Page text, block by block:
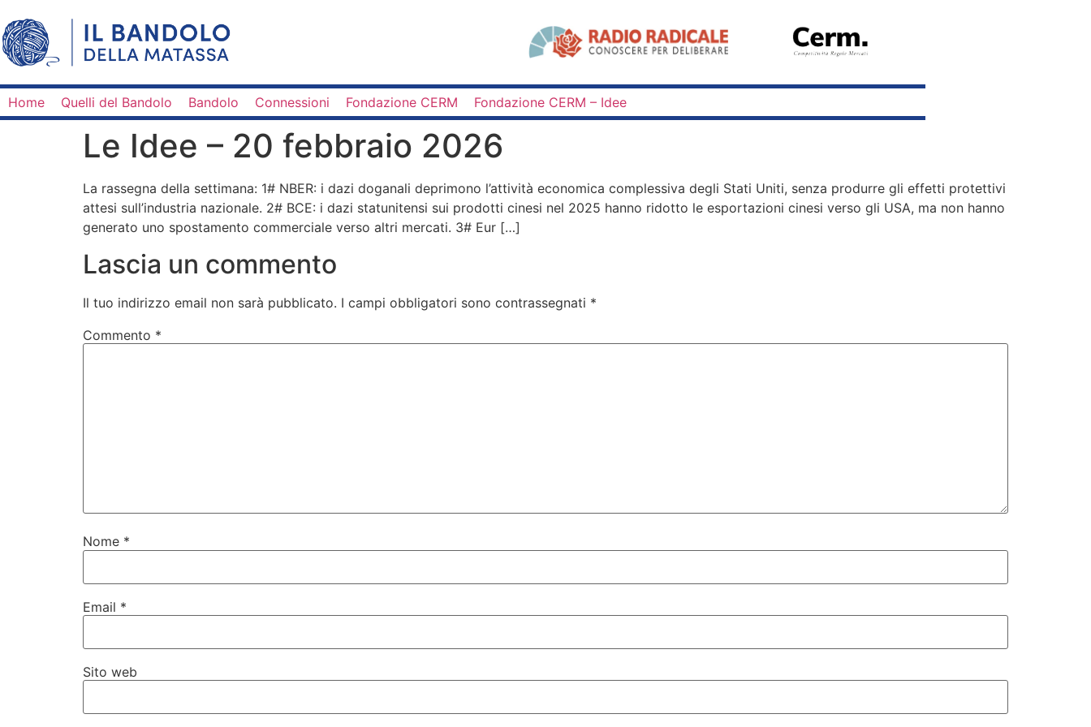
Home Quelli del Bandolo Bandolo Connessioni Fondazione CERM Fondazione CERM – Idee
Le Idee – 20 febbraio 2026
La rassegna della settimana: 1# NBER: i dazi doganali deprimono l’attività economica complessiva degli Stati Uniti, senza produrre gli effetti protettivi
attesi sull’industria nazionale. 2# BCE: i dazi statunitensi sui prodotti cinesi nel 2025 hanno ridotto le esportazioni cinesi verso gli USA, ma non hanno
generato uno spostamento commerciale verso altri mercati. 3# Eur […]
Lascia un commento
Il tuo indirizzo email non sarà pubblicato. I campi obbligatori sono contrassegnati *
Commento *
Nome *
Email *
Sito web